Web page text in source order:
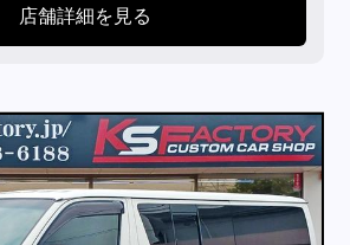
店舗詳細を見る